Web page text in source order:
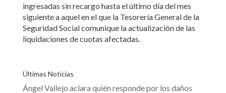
ingresadas sin recargo hasta el último día del mes
siguiente a aquel en el que la Tesorería General de la
Seguridad Social comunique la actualización de las
liquidaciones de cuotas afectadas.
Últimas Noticias
Ángel Vallejo aclara quién responde por los daños